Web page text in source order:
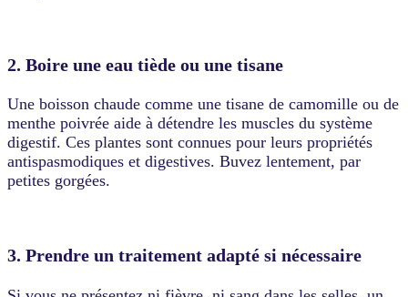
2. Boire une eau tiède ou une tisane
Une boisson chaude comme une tisane de camomille ou de
menthe poivrée aide à détendre les muscles du système
digestif. Ces plantes sont connues pour leurs propriétés
antispasmodiques et digestives. Buvez lentement, par
petites gorgées.
3. Prendre un traitement adapté si nécessaire